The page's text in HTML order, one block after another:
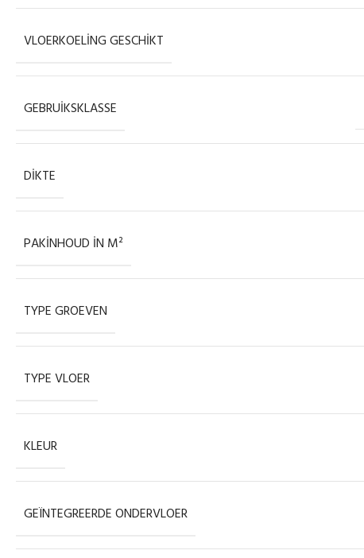
VLOERKOELING GESCHIKT
GEBRUIKSKLASSE
DIKTE
PAKINHOUD IN M²
TYPE GROEVEN
TYPE VLOER
KLEUR
GEÏNTEGREERDE ONDERVLOER